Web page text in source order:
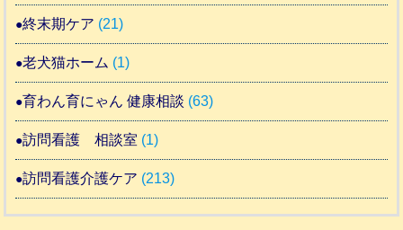
終末期ケア (21)
老犬猫ホーム (1)
育わん育にゃん 健康相談 (63)
訪問看護 相談室 (1)
訪問看護介護ケア (213)